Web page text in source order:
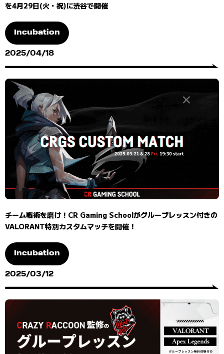
を4月29日(火・祝)に渋谷で開催
Incubation
2025/04/18
チーム戦術を磨け！CR Gaming Schoolがグループレッスン付きの
VALORANT特別カスタムマッチを開催！
Incubation
2025/03/12